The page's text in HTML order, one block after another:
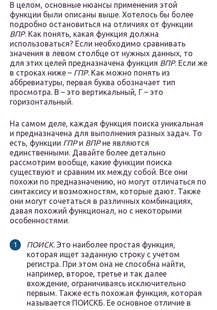
В целом, основные нюансы применения этой
функции были описаны выше. Хотелось бы более
подробно остановиться на отличиях от функции
ВПР. Как понять, какая функция должна
использоваться? Если необходимо сравнивать
значения в левом столбце от нужных данных, то
для этих целей предназначена функция ВПР. Если же
в строках ниже – ГПР. Как можно понять из
аббревиатуры, первая буква обозначает тип
просмотра. В – это вертикальный, Г – это
горизонтальный.
На самом деле, каждая функция поиска уникальная
и предназначена для выполнения разных задач. То
есть, функции ГПРи ВПРне являются
единственными. Давайте более детально
рассмотрим вообще, какие функции поиска
существуют и сравним их между собой. Все они
похожи по предназначению, но могут отличаться по
синтаксису и возможностям, которые дают. Также
они могут сочетаться в различных комбинациях,
давая похожий функционал, но с некоторыми
особенностями.
ПОИСК. Это наиболее простая функция,
которая ищет заданную строку с учетом
регистра. При этом она не способна найти,
например, второе, третье и так далее
вхождение, ограничиваясь исключительно
первым. Также есть похожая функция, которая
называется ПОИСКБ. Ее основное отличие в